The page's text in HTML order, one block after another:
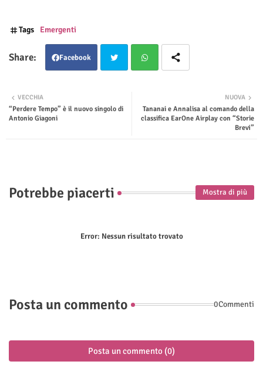
Tags Emergenti
Facebook
ter tsap
NUOVA
Tananai e Annalisa al comando della
classifica EarOne Airplay con “Storie
Brevi”
VECCHIA
“Perdere Tempo” è il nuovo singolo di
Antonio Giagoni
Potrebbe piacerti Mostra di più
Error: Nessun risultato trovato
Posta un commento 0Commenti
Posta un commento (0)